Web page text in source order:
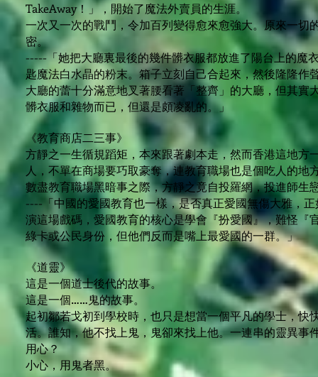
TakeAway！」，開始了魔法外賣員的生涯。
一次又一次的戰鬥，令加百列變得愈來愈強大。原來一切
密。
-----「她把大廳裏最後的幾件髒衣服都放進了陽台上的魔
匙魔法白水晶的粉末。箱子立刻自己合起來，然後隆隆作
大廳的蕾十分滿意地叉著腰看著「整齊」的大廳，但其實
髒衣服和雜物而已，但還是頗凌亂的。」
《教育商店二三事》
方靜之一生循規蹈矩，本來跟著劇本走，然而香港這地方
人，不單在商場要巧取豪奪，連教育職場也是個吃人的地
數盡教育職場黑暗事之際，方靜之竟自投羅網，投進師生
----「中國的愛國教育也一樣，是否真正愛國無傷大雅，
演這場戲碼，愛國教育的核心是學會『扮愛國』，難怪『
綠卡或公民身份，但他們反而是嘴上最愛國的一群。」
《道靈》
這是一個道士後代的故事。
這是一個……鬼的故事。
起初鄒若戈初到學校時，也只是想當一個平凡的學士，快
活。誰知，他不找上鬼，鬼卻來找上他。一連串的靈異事
用心？
小心，用鬼者黑。